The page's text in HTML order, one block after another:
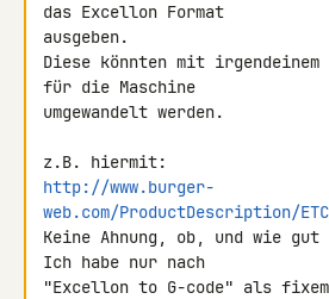
das Excellon Format
ausgeben.
Diese könnten mit irgendeinem
für die Maschine
umgewandelt werden.
http://www.burger-
web.com/ProductDescription/
Keine Ahnung, ob, und wie
Ich habe nur nach
"Excellon to G-code" als fixem